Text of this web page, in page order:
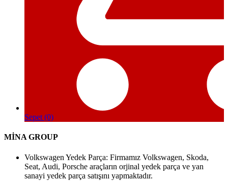
Sepet (0)
MİNA GROUP
Volkswagen Yedek Parça: Firmamız Volkswagen, Skoda,
Seat, Audi, Porsche araçların orjinal yedek parça ve yan
sanayi yedek parça satışını yapmaktadır.